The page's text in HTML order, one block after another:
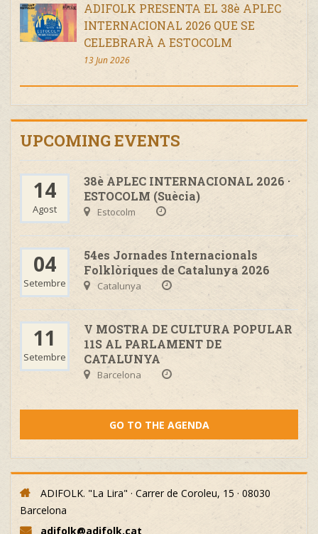
ADIFOLK PRESENTA EL 38è APLEC
INTERNACIONAL 2026 QUE SE
CELEBRARÀ A ESTOCOLM
13 Jun 2026
UPCOMING EVENTS
14
Agost
38è APLEC INTERNACIONAL 2026 ·
ESTOCOLM (Suècia)
Estocolm
04
Setembre
54es Jornades Internacionals
Folklòriques de Catalunya 2026
Catalunya
11
Setembre
V MOSTRA DE CULTURA POPULAR
11S AL PARLAMENT DE
CATALUNYA
Barcelona
GO TO THE AGENDA
ADIFOLK. "La Lira" · Carrer de Coroleu, 15 · 08030
Barcelona
adifolk@adifolk.cat